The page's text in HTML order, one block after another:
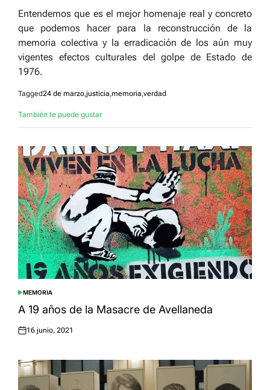
Entendemos que es el mejor homenaje real y concreto
que podemos hacer para la reconstrucción de la
memoria colectiva y la erradicación de los aún muy
vigentes efectos culturales del golpe de Estado de
1976.
Tagged24 de marzo,justicia,memoria,verdad
También te puede gustar
POSTED
IN
MEMORIA
A 19 años de la Masacre de Avellaneda
Posted
16 junio, 2021